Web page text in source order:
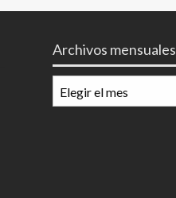
Archivos mensuales
mensuales